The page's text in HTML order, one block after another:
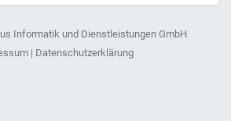
Informatik und Dienstleistungen GmbH
| Datenschutzerklärung